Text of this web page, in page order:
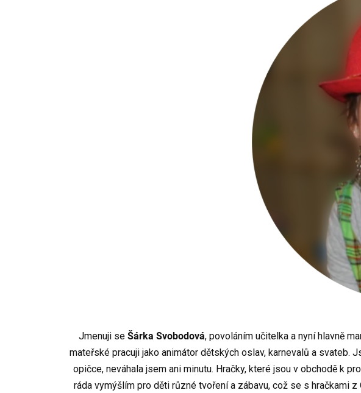
Jmenuji se Šárka Svobodová, povoláním učitelka a nyní hlavně
mateřské pracuji jako animátor dětských oslav, karnevalů a svateb.
opičce, neváhala jsem ani minutu. Hračky, které jsou v obchodě k
ráda vymýšlím pro děti různé tvoření a zábavu, což se s hračkami